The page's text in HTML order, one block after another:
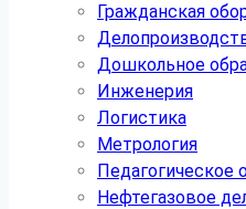
Гражданская
Дошкольное
Инженерия
Логистика
Метрология
Педагогическое
Нефтегазовое